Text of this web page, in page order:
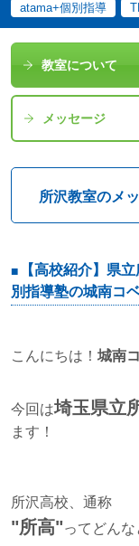
atama+個別指導
教室について
メッセージ
所沢教室のメ
【高校紹介】県
別指導塾の城南コ
こんにちは！ 城南
今回は埼玉県立
ます！
所沢高校、通称
"所高"ってどんな